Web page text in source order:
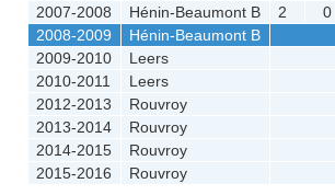
2007-2008
Hénin-Beaumont B 2 0
2008-2009
Hénin-Beaumont B
2009-2010
Leers
2010-2011
Leers
2012-2013
Rouvroy
2013-2014
Rouvroy
2014-2015
Rouvroy
2015-2016
Rouvroy